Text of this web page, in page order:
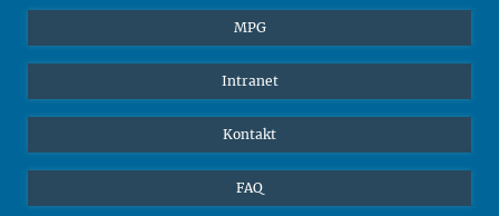
Alumni
Facebook
Instagram
YouTube
MPG
Intranet
Kontakt
FAQ